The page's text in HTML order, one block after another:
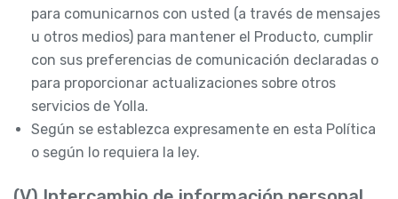
para comunicarnos con usted (a través de mensajes
u otros medios) para mantener el Producto, cumplir
con sus preferencias de comunicación declaradas o
para proporcionar actualizaciones sobre otros
servicios de Yolla.
Según se establezca expresamente en esta Política
o según lo requiera la ley.